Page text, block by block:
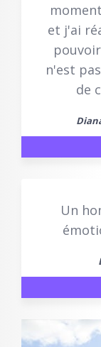
et j'ai
n'est
de
Un